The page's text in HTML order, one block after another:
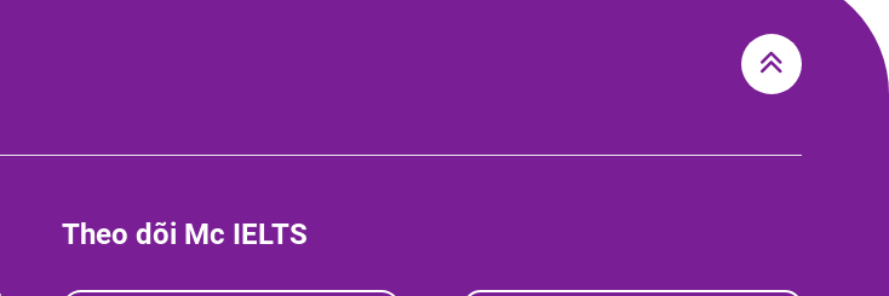
Theo dõi Mc IELTS